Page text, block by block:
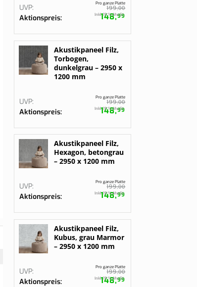
UVP 199,00
Aktionspreis
Pro ganze Platte
148,99
Inkl. 19 % MwSt.
Akustikpaneel Filz,
Torbogen,
dunkelgrau – 2950 x
1200 mm
UVP 199,00
Aktionspreis
Pro ganze Platte
148,99
Inkl. 19 % MwSt.
Akustikpaneel Filz,
Hexagon, betongrau
– 2950 x 1200 mm
UVP 199,00
Aktionspreis
Pro ganze Platte
148,99
Inkl. 19 % MwSt.
Akustikpaneel Filz,
Kubus, grau Marmor
– 2950 x 1200 mm
UVP 199,00
Aktionspreis
Pro ganze Platte
148,99
Inkl. 19 % MwSt.